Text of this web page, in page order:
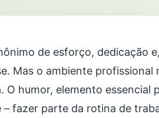
de esforço, dedicação
Mas o ambiente profissional
O humor, elemento essencial
– fazer parte da rotina de